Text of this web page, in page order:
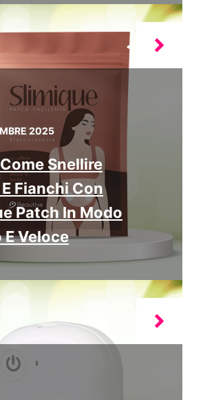
2025
Snellire
Fianchi Con
Patch In Modo
Veloce